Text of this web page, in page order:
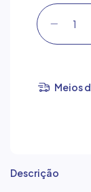
Meios
Descrição